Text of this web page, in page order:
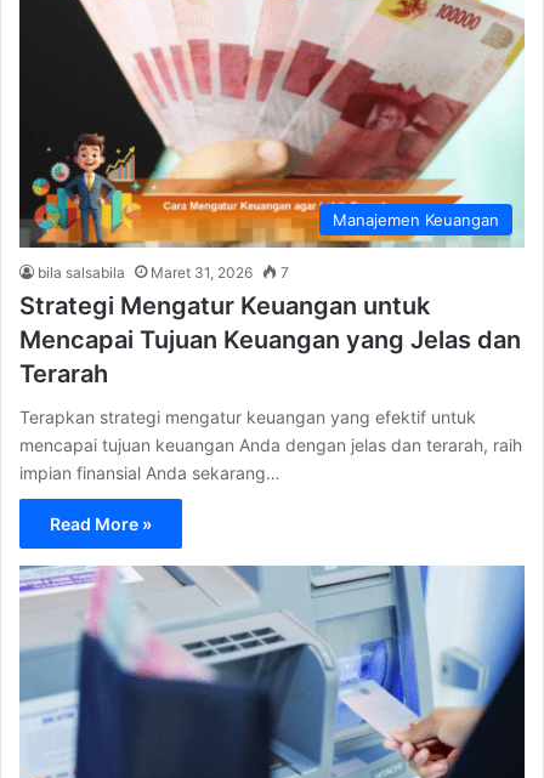
Manajemen Keuangan
bila salsabila Maret 31, 2026 7
Strategi Mengatur Keuangan untuk
Mencapai Tujuan Keuangan yang Jelas dan
Terarah
Terapkan strategi mengatur keuangan yang efektif untuk
mencapai tujuan keuangan Anda dengan jelas dan terarah, raih
impian finansial Anda sekarang…
Read More »